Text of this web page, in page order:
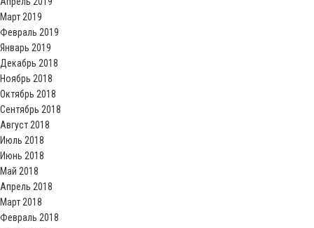
Март 2019
Февраль 2019
Январь 2019
Декабрь 2018
Ноябрь 2018
Октябрь 2018
Сентябрь 2018
Август 2018
Июль 2018
Июнь 2018
Май 2018
Апрель 2018
Март 2018
Февраль 2018